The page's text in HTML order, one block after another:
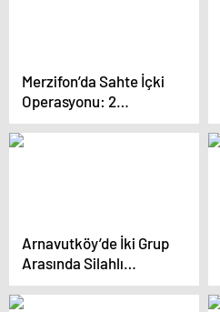
Merzifon’da Sahte İçki
Operasyonu: 2
Tutuklama
Arnavutköy’de İki Grup
Arasında Silahlı
Çatışma